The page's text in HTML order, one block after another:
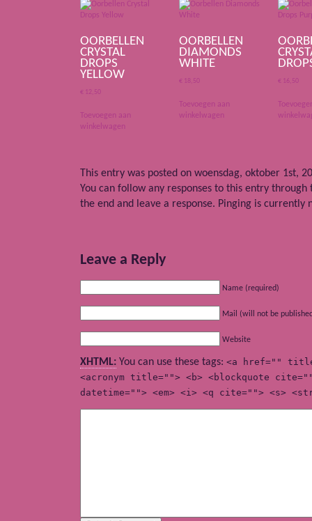
OORBELLEN
CRYSTAL
DROPS
YELLOW
€ 12,50
Toevoegen aan
winkelwagen
OORBELLEN
DIAMONDS
WHITE
€ 18,50
Toevoegen aan
winkelwagen
€ 16,50
This entry was posted on woensdag, oktober 1st,
You can follow any responses to this entry
the end and leave a response. Pinging is currently
Leave a Reply
Name (required)
Mail (will not be
Website
XHTML: You can use these tags: <a href=""
<acronym title=""> <b> <blockquote
datetime=""> <em> <i> <q cite=""> <s>